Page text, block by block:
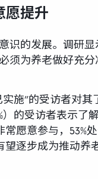
愿提升
的发展。调研
须为养老做好充分
施”的受访者对
的受访者表示
愿意参与，53%
逐步成为推动养